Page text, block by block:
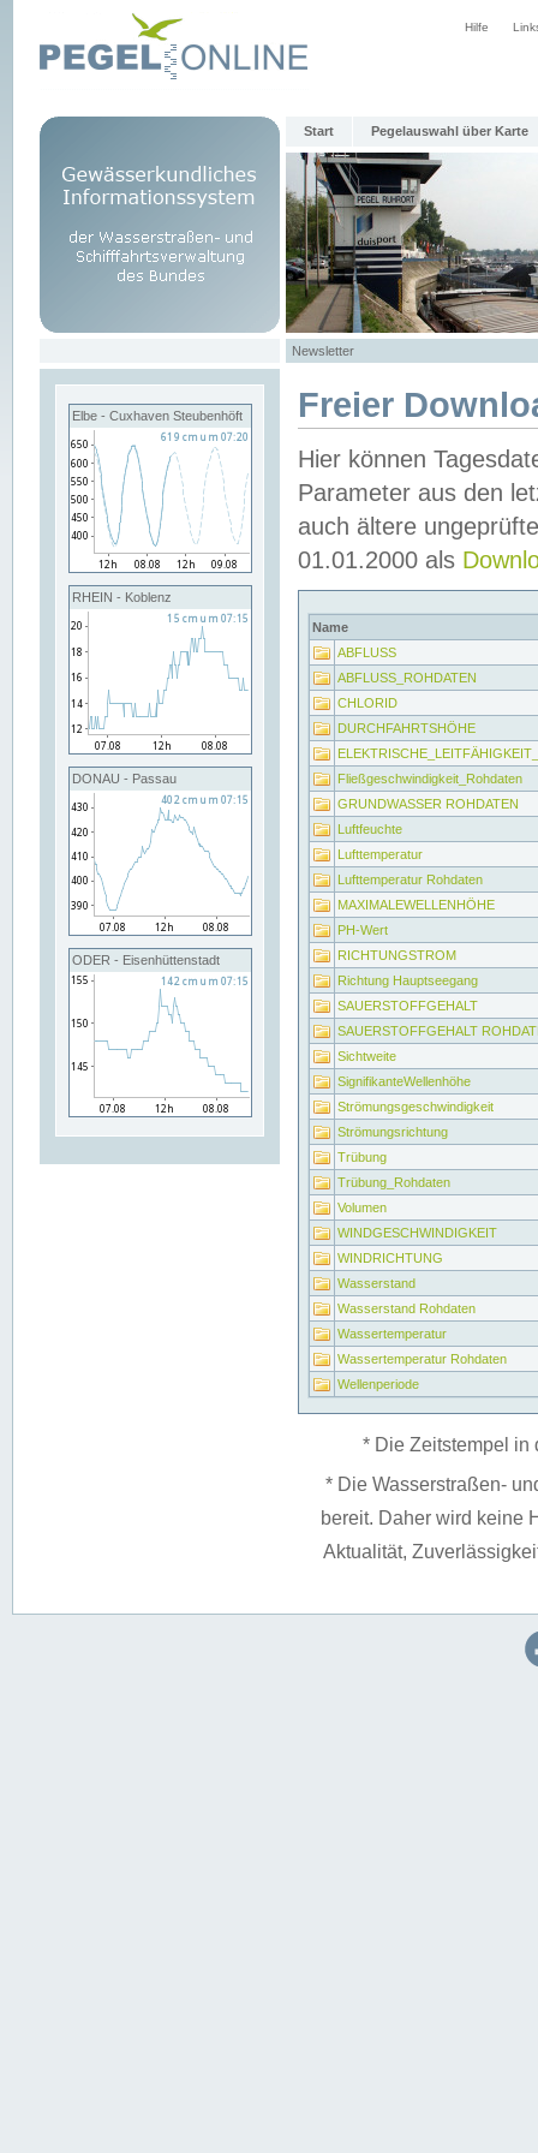
Hilfe
Start Pegelauswahl über Karte
Newsletter
Elbe - Cuxhaven Steubenhöft
RHEIN - Koblenz
DONAU - Passau
ODER - Eisenhüttenstadt
Freier
Hier können
Parameter aus den
auch ältere
01.01.2000 als
Name
ABFLUSS
ABFLUSS_ROHDATEN
CHLORID
DURCHFAHRTSHÖHE
Fließgeschwindigkeit_Rohdaten
GRUNDWASSER ROHDATEN
Luftfeuchte
Lufttemperatur
Lufttemperatur Rohdaten
MAXIMALEWELLENHÖHE
PH-Wert
RICHTUNGSTROM
Richtung Hauptseegang
SAUERSTOFFGEHALT
SAUERSTOFFGEHALT
Sichtweite
SignifikanteWellenhöhe
Strömungsgeschwindigkeit
Strömungsrichtung
Trübung
Trübung_Rohdaten
Volumen
WINDGESCHWINDIGKEIT
WINDRICHTUNG
Wasserstand
Wasserstand Rohdaten
Wassertemperatur
Wassertemperatur Rohdaten
Wellenperiode
* Die Zeitstempel in
* Die Wasserstraßen-
bereit. Daher wird keine
Aktualität,